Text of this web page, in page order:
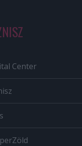
Center